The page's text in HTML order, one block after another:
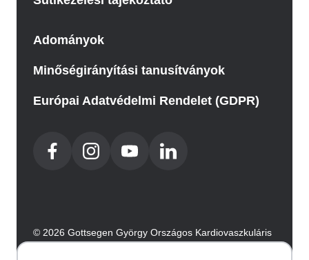
Adományok
Minőségirányítási tanusítványok
Európai Adatvédelmi Rendelet (GDPR)
© 2026 Gottsegen György Országos Kardiovaszkuláris
Intézet. Minden jog fenntartva.